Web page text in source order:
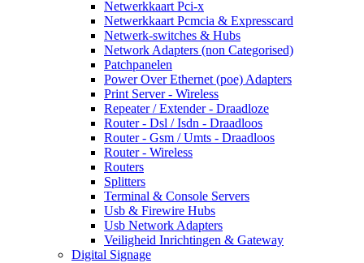
Netwerkkaart Pci-x
Netwerkkaart Pcmcia & Expresscard
Netwerk-switches & Hubs
Network Adapters (non Categorised)
Patchpanelen
Power Over Ethernet (poe) Adapters
Print Server - Wireless
Repeater / Extender - Draadloze
Router - Dsl / Isdn - Draadloos
Router - Gsm / Umts - Draadloos
Router - Wireless
Routers
Splitters
Terminal & Console Servers
Usb & Firewire Hubs
Usb Network Adapters
Veiligheid Inrichtingen & Gateway
Digital Signage